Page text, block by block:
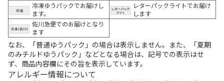
冷凍ゆうパックでお届けし
ます。
レターパックライトでお届け
します
佐川急便でのお届けとなり
ます
なお、「普通ゆうパック」の場合は表示しません。また、「夏期
のみチルドゆうパック」などとなる場合は、記号での表示はせ
ず、商品内容欄にその旨を表示しています。
アレルギー情報について